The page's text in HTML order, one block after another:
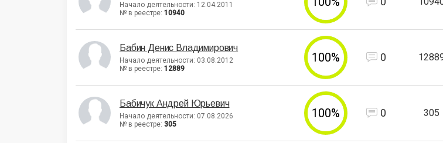
Начало деятельности: 12.04.2011
№ в реестре: 10940
Бабин Денис Владимирович
Начало деятельности: 03.08.2012
№ в реестре: 12889
100% 0
Бабичук Андрей Юрьевич
Начало деятельности: 07.08.2026
№ в реестре: 305
100% 0 305